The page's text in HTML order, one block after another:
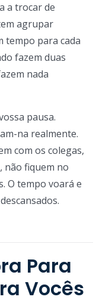
a trocar de
agrupar
tempo para cada
fazem duas
nada
pausa.
na realmente.
com os colegas,
não fiquem no
O tempo voará e
Para
Vocês